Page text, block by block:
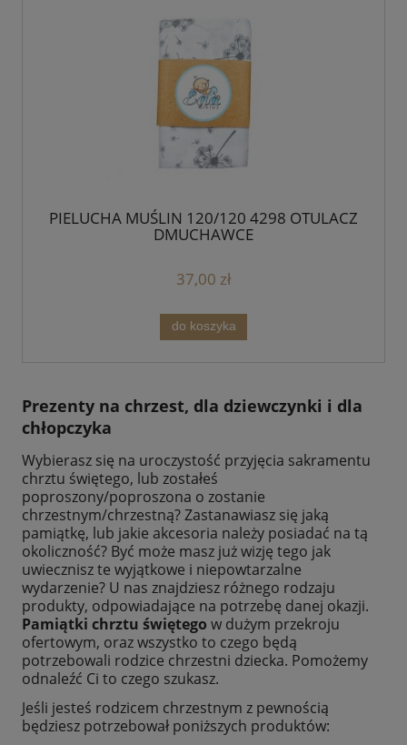
PIELUCHA MUŚLIN 120/120 4298 OTULACZ
DMUCHAWCE
37,00 zł
do koszyka
Prezenty na chrzest, dla dziewczynki i dla
chłopczyka
Wybierasz się na uroczystość przyjęcia sakramentu
chrztu świętego, lub zostałeś
poproszony/poproszona o zostanie
chrzestnym/chrzestną? Zastanawiasz się jaką
pamiątkę, lub jakie akcesoria należy posiadać na tą
okoliczność? Być może masz już wizję tego jak
uwiecznisz te wyjątkowe i niepowtarzalne
wydarzenie? U nas znajdziesz różnego rodzaju
produkty, odpowiadające na potrzebę danej okazji.
Pamiątki chrztu świętego w dużym przekroju
ofertowym, oraz wszystko to czego będą
potrzebowali rodzice chrzestni dziecka. Pomożemy
odnaleźć Ci to czego szukasz.
Jeśli jesteś rodzicem chrzestnym z pewnością
będziesz potrzebował poniższych produktów: